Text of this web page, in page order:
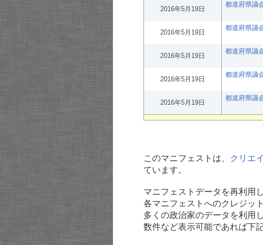
2016年5月19日
都道府県議
2016年5月19日
都道府県議
2016年5月19日
都道府県議
2016年5月19日
都道府県議
2016年5月19日
都道府県議
このマニフェストは、 クリエ
ています。
マニフェストデータを再利用
各マニフェストへのクレジッ
多くの政治家のデータを利用
数件など表示可能であれば下